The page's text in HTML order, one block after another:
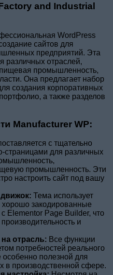
and Industrial
WordPress
сайтов для
предприятий. Эта
различных отраслей,
промышленность,
Она предлагает набор
создания корпоративных
а также разделов
Manufacturer WP:
с тщательно
страницами для различных
промышленность. Эти
настроить сайт под вашу
Тема использует
закодированные
Elementor Page Builder, что
и
отрасль: Все функции
потребностей реального
особенно полезной для
в производственной сфере.